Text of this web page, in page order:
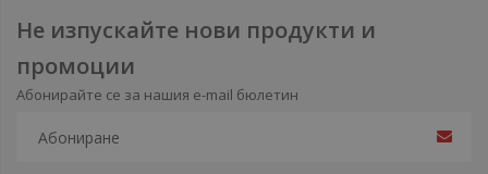
Не изпускайте нови продукти и
промоции
Абонирайте се за нашия e-mail бюлетин